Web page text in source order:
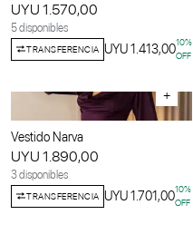
UYU 1.570,00
5 disponibles
TRANSFERENCIA UYU 1.413,0010%
OFF
+
Vestido Narva
UYU 1.890,00
3 disponibles
TRANSFERENCIA UYU 1.701,0010%
OFF